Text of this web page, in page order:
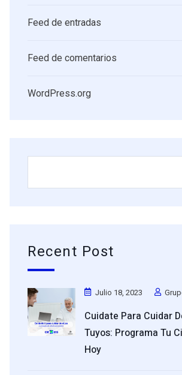
Feed de entradas
Feed de comentarios
WordPress.org
Recent Post
Julio 18, 2023
Cuidate Para Cuidar
Tuyos: Programa Tu
Hoy